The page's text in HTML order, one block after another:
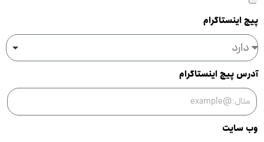
پیج اینستاگرام
آدرس پیج اینستاگرام
وب سایت